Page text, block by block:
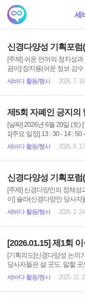
세
신경다양성 기획포럼
[주제] 쉬운 언어의 정치성
끔이] 장지용(쉬운 정보 감수
양성 지지모임 세바다 · 다
쓰기 모임)[후원] 서재경(한
라인(줌 링크 전송 예정)[신
ail.com
세바다 활동/행사 2026. 7.
제5회 자폐인 긍지의
[날짜] 2026년 6월 20일 (토)
1[주요 일정] 13 : 30 - 14 : 50
리를 담다 (좌장 김경미 교수
: 30 - 부대행사 따로 또 같
인의 동의 없는 신체 접촉,
는 허용되지 않습니다.행사
가자의 안전을 위협하는 경
세바다 활동/행사 2026. 6.
신경다양성 기획포럼
[주제] 신경다양인의 정체성
이] 슐라(신경다양인 당사자
지모임 세바다 · 다언(신경
임)[후원] 후견신탁연구센터
세바다 활동/행사 2026. 2.
[2026.01.15] 제1회
[기획의도]신경다양성 논의
당사자들은 설 곳도, 말할 곳
하지 못하는 신경다양인들
다와 다언이라는 정치적 자
세바다 활동/행사 2025. 11.